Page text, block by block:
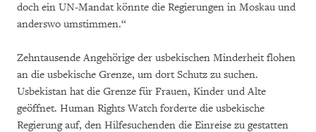
doch ein UN-Mandat könnte die Regierungen in Moskau und
anderswo umstimmen.“
Zehntausende Angehörige der usbekischen Minderheit flohen
an die usbekische Grenze, um dort Schutz zu suchen.
Usbekistan hat die Grenze für Frauen, Kinder und Alte
geöffnet. Human Rights Watch forderte die usbekische
Regierung auf, den Hilfesuchenden die Einreise zu gestatten